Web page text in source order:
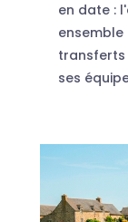
en date :
transferts
ses